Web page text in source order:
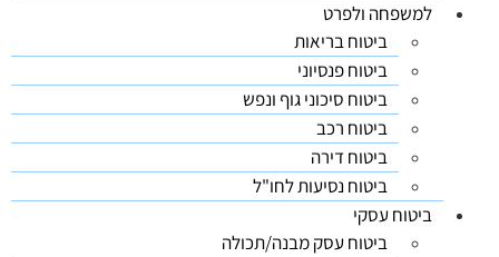
למשפחה ולפרט
ביטוח בריאות
ביטוח פנסיוני
ביטוח סיכוני גוף ונפש
ביטוח רכב
ביטוח דירה
ביטוח נסיעות לחו"ל
ביטוח עסקי
ביטוח עסק מבנה/תכולה